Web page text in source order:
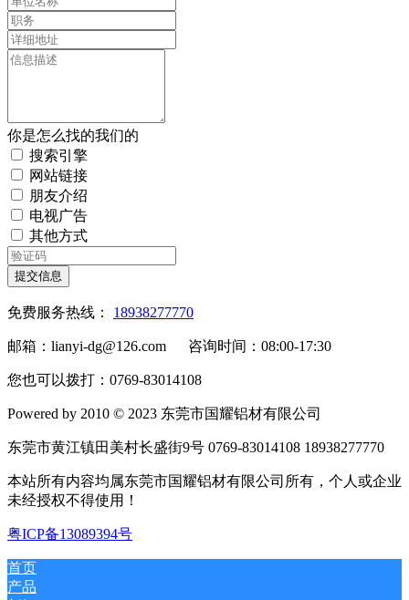
你是怎么找的我们的
搜索引擎
网站链接
朋友介绍
电视广告
其他方式
提交信息
免费服务热线： 18938277770
邮箱：lianyi-dg@126.com 咨询时间：08:00-17:30
您也可以拨打：0769-83014108
Powered by 2010 © 2023 东莞市国耀铝材有限公司
东莞市黄江镇田美村长盛街9号 0769-83014108 18938277770
本站所有内容均属东莞市国耀铝材有限公司所有，个人或企业
未经授权不得使用！
粤ICP备13089394号
首页
产品